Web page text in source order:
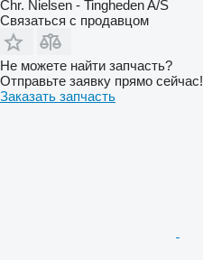
Chr. Nielsen - Tingheden A/S
Связаться с продавцом
Не можете найти запчасть?
Отправьте заявку прямо сейчас!
Заказать запчасть